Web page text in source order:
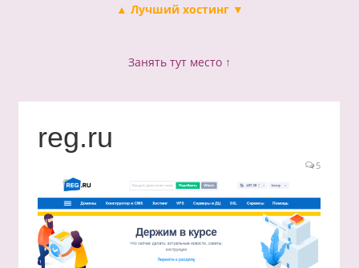
▲ Лучший хостинг ▼
Занять тут место ↑
reg.ru
5